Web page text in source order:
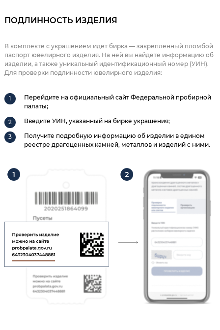
ПОДЛИННОСТЬ ИЗДЕЛИЯ
В комплекте с украшением идет бирка — закрепленный пломбой
паспорт ювелирного изделия. На ней вы найдете информацию об
изделии, а также уникальный идентификационный номер (УИН).
Для проверки подлинности ювелирного изделия:
Перейдите на официальный сайт Федеральной пробирной
палаты;
Введите УИН, указанный на бирке украшения;
Получите подробную информацию об изделии в едином
реестре драгоценных камней, металлов и изделий с ними.